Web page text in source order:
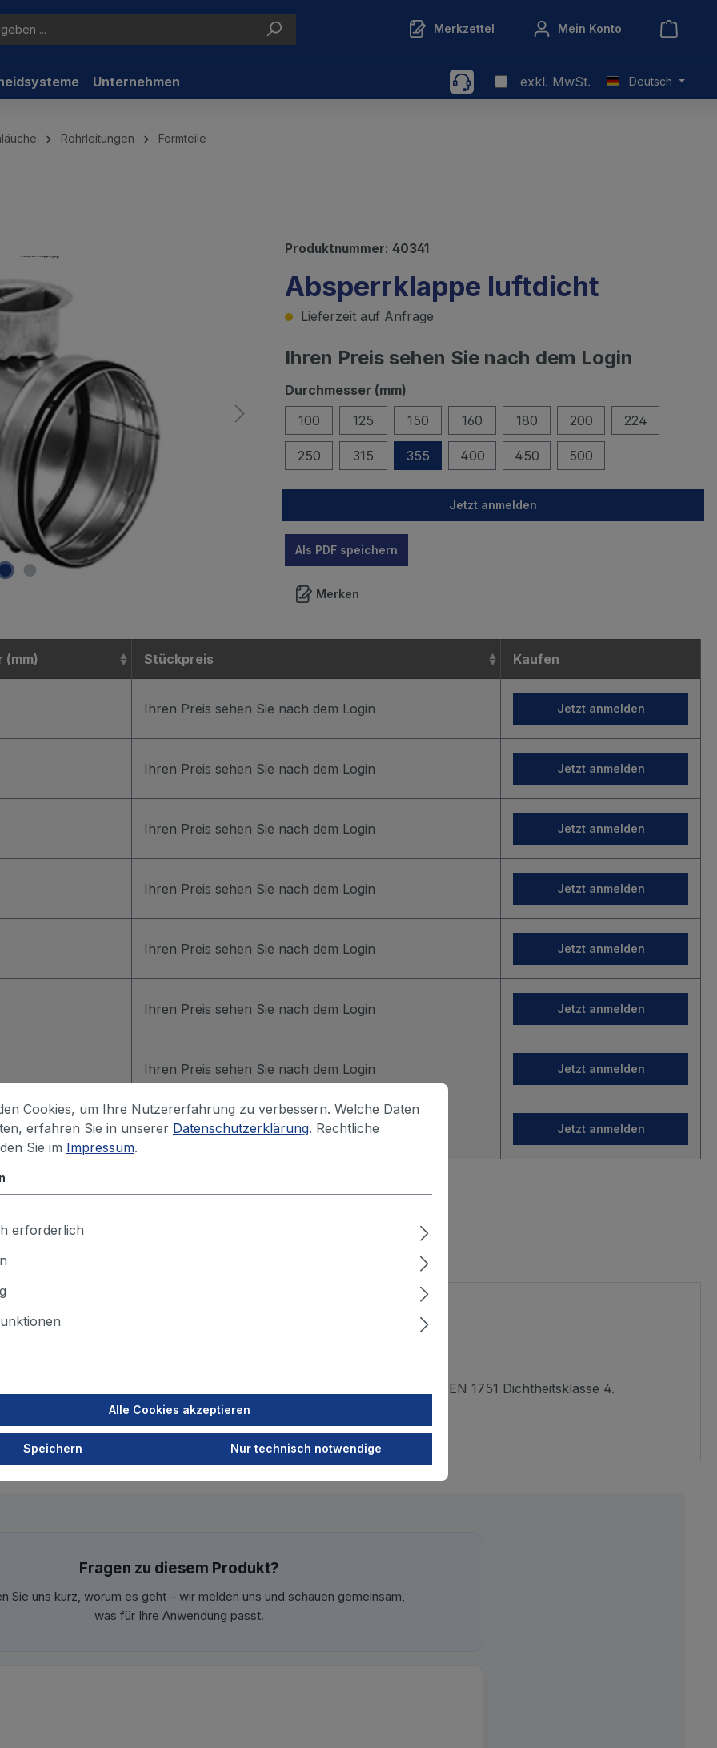
Merkzettel Mein Konto
Unternehmen exkl. MwSt. Deutsch
Rohrleitungen Formteile
Produktnummer: 40341
Absperrklappe luftdicht
Lieferzeit auf Anfrage
Ihren Preis sehen Sie nach dem Login
Durchmesser (mm)
100
125 150 160 180 200 224
250 315 355 400 450 500
Jetzt anmelden
Als PDF speichern
Merken
(mm) Stückpreis Kaufen
Ihren Preis sehen Sie nach dem Login Jetzt anmelden
Ihren Preis sehen Sie nach dem Login Jetzt anmelden
Ihren Preis sehen Sie nach dem Login Jetzt anmelden
Ihren Preis sehen Sie nach dem Login Jetzt anmelden
Ihren Preis sehen Sie nach dem Login Jetzt anmelden
Ihren Preis sehen Sie nach dem Login Jetzt anmelden
Ihren Preis sehen Sie nach dem Login Jetzt anmelden
Ihren Preis sehen Sie nach dem Login Jetzt anmelden
oder zur Luftmengeneinstellung. Klappenblatt luftdicht nach DIN EN 1751 Dichtheitsklasse 4.
Fragen zu diesem Produkt?
Sie uns kurz, worum es geht – wir melden uns und schauen gemeinsam,
was für Ihre Anwendung passt.
Cookies, um Ihre Nutzererfahrung zu verbessern. Welche Daten
erfahren Sie in unserer Datenschutzerklärung. Rechtliche
Sie im Impressum.
erforderlich
Alle Cookies akzeptieren
Speichern Nur technisch notwendige